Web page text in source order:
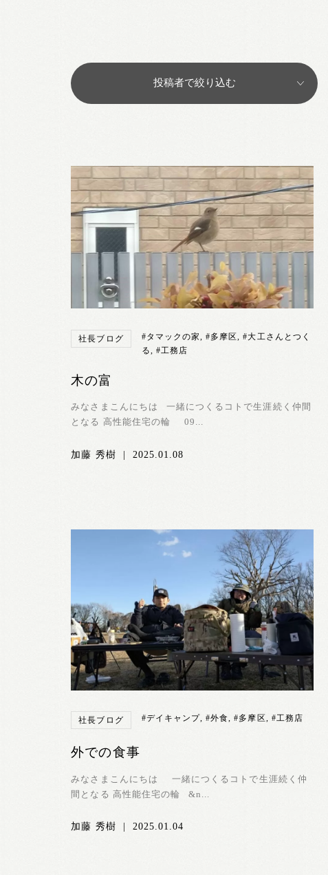
社長ブログ #タマックの家 ,#多摩区 ,#大工さんとつく
る
#工務店
木の富
みなさまこんにちは 一緒につくるコトで生涯続く仲間
となる 高性能住宅の輪 09...
加藤 秀樹 | 2025.01.08
社長ブログ #デイキャンプ,#外食,#多摩区, #工務店
外での食事
みなさまこんにちは 一緒につくるコトで生涯続く仲
間となる 高性能住宅の輪 &n...
加藤 秀樹 | 2025.01.04